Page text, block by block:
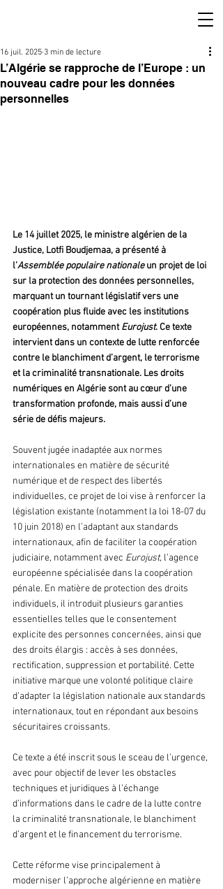
L’Algérie se rapproche de l’Europe : un
nouveau cadre pour les données
personnelles
16 juil. 2025 3 min de lecture
Le 14 juillet 2025, le ministre algérien de la
Justice, Lotfi Boudjemaa, a présenté à
l’Assemblée populaire nationale un projet de loi
sur la protection des données personnelles,
marquant un tournant législatif vers une
coopération plus fluide avec les institutions
européennes, notamment Eurojust. Ce texte
intervient dans un contexte de lutte renforcée
contre le blanchiment d’argent, le terrorisme
et la criminalité transnationale. Les droits
numériques en Algérie sont au cœur d’une
transformation profonde, mais aussi d’une
série de défis majeurs.
Souvent jugée inadaptée aux normes
internationales en matière de sécurité
numérique et de respect des libertés
individuelles, ce projet de loi vise à renforcer la
législation existante (notamment la loi 18-07 du
10 juin 2018) en l’adaptant aux standards
internationaux, afin de faciliter la coopération
judiciaire, notamment avec Eurojust, l’agence
européenne spécialisée dans la coopération
pénale. En matière de protection des droits
individuels, il introduit plusieurs garanties
essentielles telles que le consentement
explicite des personnes concernées, ainsi que
des droits élargis : accès à ses données,
rectification, suppression et portabilité. Cette
initiative marque une volonté politique claire
d’adapter la législation nationale aux standards
internationaux, tout en répondant aux besoins
sécuritaires croissants.
Ce texte a été inscrit sous le sceau de l’urgence,
avec pour objectif de lever les obstacles
techniques et juridiques à l’échange
d’informations dans le cadre de la lutte contre
la criminalité transnationale, le blanchiment
d’argent et le financement du terrorisme.
Cette réforme vise principalement à
moderniser l’approche algérienne en matière